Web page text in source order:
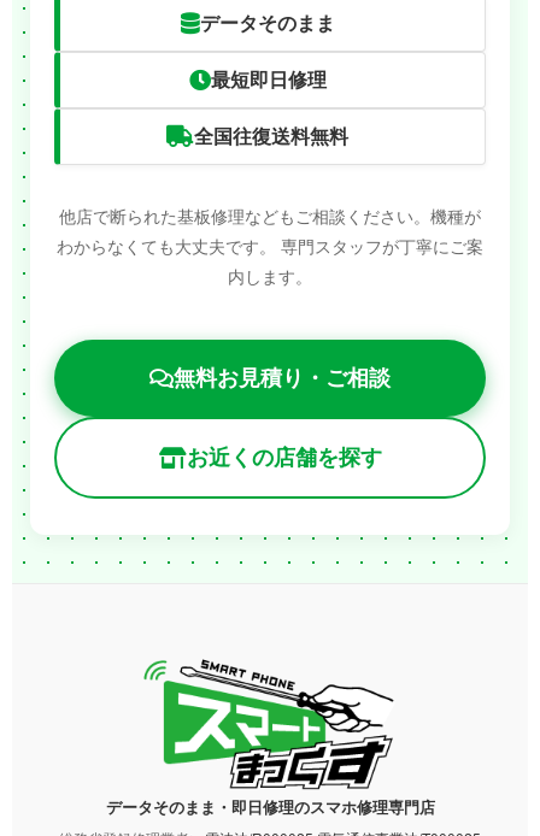
データそのまま
最短即日修理
全国往復送料無料
他店で断られた基板修理などもご相談ください。機種が
わからなくても大丈夫です。
専門スタッフが丁寧にご案
内します。
無料お見積り・ご相談
お近くの店舗を探す
データそのまま・即日修理のスマホ修理専門店